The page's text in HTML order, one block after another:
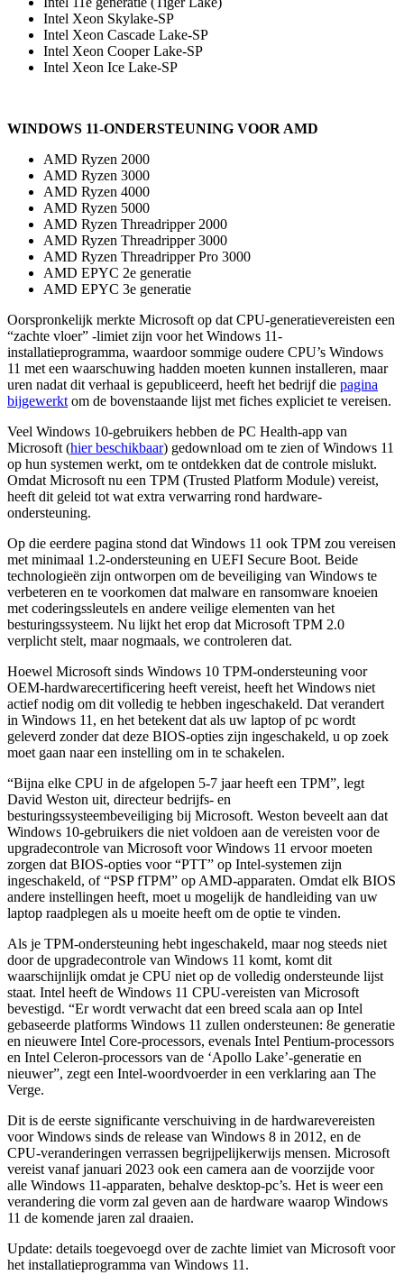
Intel Xeon Skylake-SP
Intel Xeon Cascade Lake-SP
Intel Xeon Cooper Lake-SP
Intel Xeon Ice Lake-SP
WINDOWS 11-ONDERSTEUNING VOOR AMD
AMD Ryzen 2000
AMD Ryzen 3000
AMD Ryzen 4000
AMD Ryzen 5000
AMD Ryzen Threadripper 2000
AMD Ryzen Threadripper 3000
AMD Ryzen Threadripper Pro 3000
AMD EPYC 2e generatie
AMD EPYC 3e generatie
Oorspronkelijk merkte Microsoft op dat CPU-generatievereisten een
“zachte vloer” -limiet zijn voor het Windows 11-
installatieprogramma, waardoor sommige oudere CPU’s Windows
11 met een waarschuwing hadden moeten kunnen installeren, maar
uren nadat dit verhaal is gepubliceerd, heeft het bedrijf die pagina
bijgewerkt om de bovenstaande lijst met fiches expliciet te vereisen.
Veel Windows 10-gebruikers hebben de PC Health-app van
Microsoft (hier beschikbaar) gedownload om te zien of Windows 11
op hun systemen werkt, om te ontdekken dat de controle mislukt.
Omdat Microsoft nu een TPM (Trusted Platform Module) vereist,
heeft dit geleid tot wat extra verwarring rond hardware-
ondersteuning.
Op die eerdere pagina stond dat Windows 11 ook TPM zou vereisen
met minimaal 1.2-ondersteuning en UEFI Secure Boot. Beide
technologieën zijn ontworpen om de beveiliging van Windows te
verbeteren en te voorkomen dat malware en ransomware knoeien
met coderingssleutels en andere veilige elementen van het
besturingssysteem. Nu lijkt het erop dat Microsoft TPM 2.0
verplicht stelt, maar nogmaals, we controleren dat.
Hoewel Microsoft sinds Windows 10 TPM-ondersteuning voor
OEM-hardwarecertificering heeft vereist, heeft het Windows niet
actief nodig om dit volledig te hebben ingeschakeld. Dat verandert
in Windows 11, en het betekent dat als uw laptop of pc wordt
geleverd zonder dat deze BIOS-opties zijn ingeschakeld, u op zoek
moet gaan naar een instelling om in te schakelen.
“Bijna elke CPU in de afgelopen 5-7 jaar heeft een TPM”, legt
David Weston uit, directeur bedrijfs- en
besturingssysteembeveiliging bij Microsoft. Weston beveelt aan dat
Windows 10-gebruikers die niet voldoen aan de vereisten voor de
upgradecontrole van Microsoft voor Windows 11 ervoor moeten
zorgen dat BIOS-opties voor “PTT” op Intel-systemen zijn
ingeschakeld, of “PSP fTPM” op AMD-apparaten. Omdat elk BIOS
andere instellingen heeft, moet u mogelijk de handleiding van uw
laptop raadplegen als u moeite heeft om de optie te vinden.
Als je TPM-ondersteuning hebt ingeschakeld, maar nog steeds niet
door de upgradecontrole van Windows 11 komt, komt dit
waarschijnlijk omdat je CPU niet op de volledig ondersteunde lijst
staat. Intel heeft de Windows 11 CPU-vereisten van Microsoft
bevestigd. “Er wordt verwacht dat een breed scala aan op Intel
gebaseerde platforms Windows 11 zullen ondersteunen: 8e generatie
en nieuwere Intel Core-processors, evenals Intel Pentium-processors
en Intel Celeron-processors van de ‘Apollo Lake’-generatie en
nieuwer”, zegt een Intel-woordvoerder in een verklaring aan The
Verge.
Dit is de eerste significante verschuiving in de hardwarevereisten
voor Windows sinds de release van Windows 8 in 2012, en de
CPU-veranderingen verrassen begrijpelijkerwijs mensen. Microsoft
vereist vanaf januari 2023 ook een camera aan de voorzijde voor
alle Windows 11-apparaten, behalve desktop-pc’s. Het is weer een
verandering die vorm zal geven aan de hardware waarop Windows
11 de komende jaren zal draaien.
Update: details toegevoegd over de zachte limiet van Microsoft voor
het installatieprogramma van Windows 11.